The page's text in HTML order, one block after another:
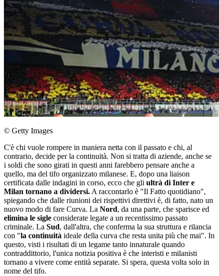
© Getty Images
C'è chi vuole rompere in maniera netta con il passato e chi, al
contrario, decide per la continuità. Non si tratta di aziende, anche se
i soldi che sono girati in questi anni farebbero pensare anche a
quello, ma del tifo organizzato milanese. E, dopo una liaison
certificata dalle indagini in corso, ecco che gli ultrà di Inter e
Milan tornano a dividersi. A raccontarlo è "Il Fatto quotidiano",
spiegando che dalle riunioni dei rispettivi direttivi è, di fatto, nato un
nuovo modo di fare Curva. La Nord, da una parte, che sparisce ed
elimina le sigle considerate legate a un recentissimo passato
criminale. La Sud, dall'altra, che conferma la sua struttura e rilancia
con "la continuità ideale della curva che resta unita più che mai". In
questo, visti i risultati di un legame tanto innaturale quando
contraddittorio, l'unica notizia positiva è che interisti e milanisti
tornano a vivere come entità separate. Si spera, questa volta solo in
nome del tifo.